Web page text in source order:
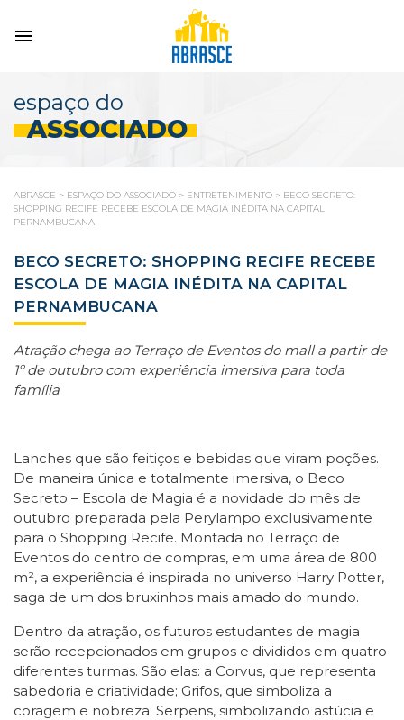
espaço do
ASSOCIADO
ABRASCE > ESPAÇO DO ASSOCIADO > ENTRETENIMENTO > BECO SECRETO:
SHOPPING RECIFE RECEBE ESCOLA DE MAGIA INÉDITA NA CAPITAL
PERNAMBUCANA
BECO SECRETO: SHOPPING RECIFE RECEBE
ESCOLA DE MAGIA INÉDITA NA CAPITAL
PERNAMBUCANA
Atração chega ao Terraço de Eventos do mall a partir de
1º de outubro com experiência imersiva para toda
família
Lanches que são feitiços e bebidas que viram poções.
De maneira única e totalmente imersiva, o Beco
Secreto – Escola de Magia é a novidade do mês de
outubro preparada pela Perylampo exclusivamente
para o Shopping Recife. Montada no Terraço de
Eventos do centro de compras, em uma área de 800
m², a experiência é inspirada no universo Harry Potter,
saga de um dos bruxinhos mais amado do mundo.
Dentro da atração, os futuros estudantes de magia
serão recepcionados em grupos e divididos em quatro
diferentes turmas. São elas: a Corvus, que representa
sabedoria e criatividade; Grifos, que simboliza a
coragem e nobreza; Serpens, simbolizando astúcia e